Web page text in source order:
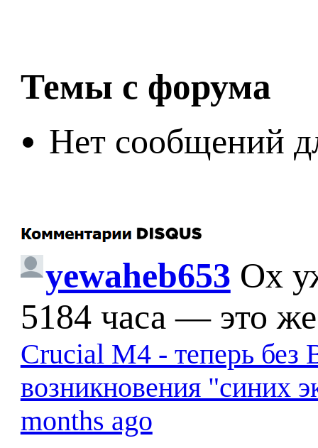
Темы с форума
Нет сообщений
yewaheb653 Ох
5184 часа — это
Crucial M4 - теперь без
возникновения "синих
months ago